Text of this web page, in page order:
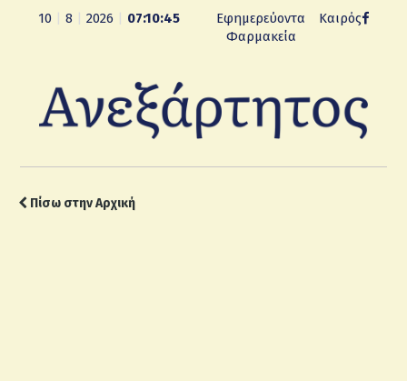
10 8 2026 07:10:46
Εφημερεύοντα
Φαρμακεία
Καιρός
Πίσω στην Αρχική